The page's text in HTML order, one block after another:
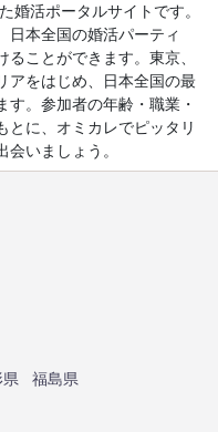
婚活ポータルサイトです。
日本全国の婚活パーティ
ことができます。東京、
アをはじめ、日本全国の最
。参加者の年齢・職業・
とに、オミカレでピッタリ
いましょう。
福島県